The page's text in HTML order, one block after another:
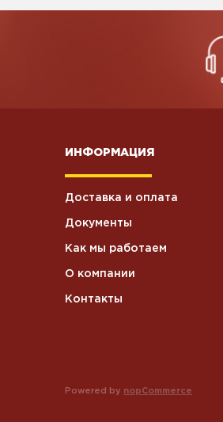
ИНФОРМАЦИЯ
Доставка и оплата
Документы
Как мы работаем
О компании
Контакты
Powered by nopCommerce